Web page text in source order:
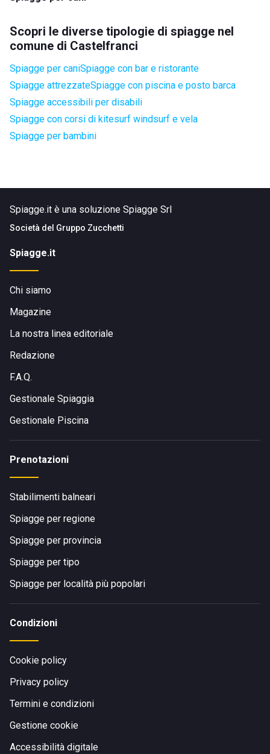
Scopri le diverse tipologie di spiagge nel
comune di Castelfranci
Spiagge per caniSpiagge con bar e ristorante
Spiagge attrezzateSpiagge con piscina e posto barca
Spiagge accessibili per disabili
Spiagge con corsi di kitesurf windsurf e vela
Spiagge per bambini
Spiagge.it è una soluzione Spiagge Srl
Società del Gruppo Zucchetti
Spiagge.it
Chi siamo
Magazine
La nostra linea editoriale
Redazione
F.A.Q.
Gestionale Spiaggia
Gestionale Piscina
Prenotazioni
Stabilimenti balneari
Spiagge per regione
Spiagge per provincia
Spiagge per tipo
Spiagge per località più popolari
Condizioni
Cookie policy
Privacy policy
Termini e condizioni
Gestione cookie
Accessibilità digitale